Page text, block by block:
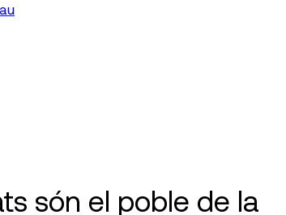
són el poble de la